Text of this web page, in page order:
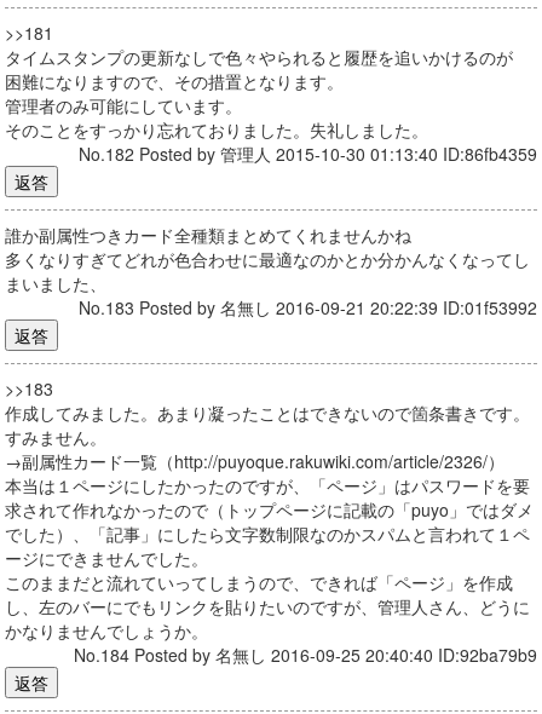
>>181
タイムスタンプの更新なしで色々やられると履歴を追いかけるのが
困難になりますので、その措置となります。
管理者のみ可能にしています。
そのことをすっかり忘れておりました。失礼しました。
No.182 Posted by 管理人 2015-10-30 01:13:40 ID:86fb4359
誰か副属性つきカード全種類まとめてくれませんかね
多くなりすぎてどれが色合わせに最適なのかとか分かんなくなってし
まいました、
No.183 Posted by 名無し 2016-09-21 20:22:39 ID:01f53992
>>183
作成してみました。あまり凝ったことはできないので箇条書きです。
すみません。
→副属性カード一覧（http://puyoque.rakuwiki.com/article/2326/）
本当は１ページにしたかったのですが、「ページ」はパスワードを要
求されて作れなかったので（トップページに記載の「puyo」ではダメ
でした）、「記事」にしたら文字数制限なのかスパムと言われて１ペ
ージにできませんでした。
このままだと流れていってしまうので、できれば「ページ」を作成
し、左のバーにでもリンクを貼りたいのですが、管理人さん、どうに
かなりませんでしょうか。
No.184 Posted by 名無し 2016-09-25 20:40:40 ID:92ba79b9